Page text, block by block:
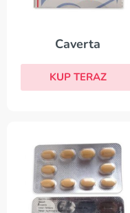
Caverta
KUP TERAZ